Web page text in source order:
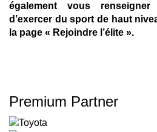
également vous
d’exercer du sport de haut
la page « Rejoindre l’élite ».
Premium Partner